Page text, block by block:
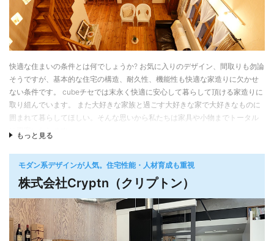
資料請求はこちら
快適な住まいの条件とは何でしょうか? お気に入りのデザイン、間取りも勿論
そうですが、基本的な住宅の構造、耐久性、機能性も快適な家造りに欠かせ
ない条件です。 cubeチセでは末永く快適に安心して暮らして頂ける家造りに
取り組んでいます。 また大好きな家族と過ごす大好きな家で大好きなものに
囲まれて暮らしてほしい。そんな思いから私たちは家具や小物までトータル
もっと見る
モダン系デザインが人気。住宅性能・人材育成も重視
株式会社Cryptn（クリプトン）